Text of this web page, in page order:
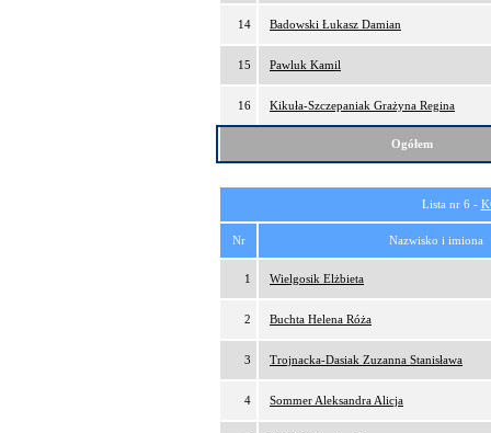
14 Badowski Łukasz Damian
15 Pawluk Kamil
16 Kikuła-Szczepaniak Grażyna Regina
Ogółem
Lista nr 6 -
Nr Nazwisko i imiona
1 Wielgosik Elżbieta
2 Buchta Helena Róża
3 Trojnacka-Dasiak Zuzanna Stanisława
4 Sommer Aleksandra Alicja